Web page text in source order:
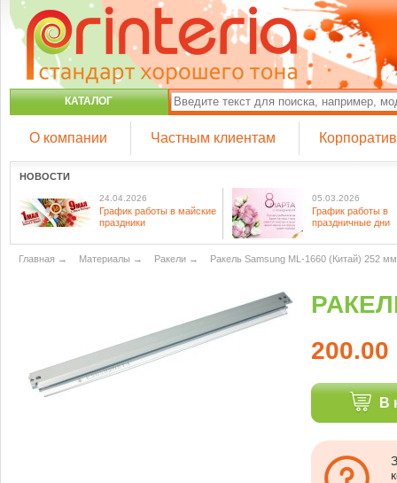
КАТАЛОГ
О компании Частным клиентам
НОВОСТИ
24.04.2026
График работы в майские
праздники
05.03.2026
График работы в
праздничные дни
Главная → Материалы → Ракели → Ракель Samsung ML-1660 (Китай) 252 мм
200.00
В